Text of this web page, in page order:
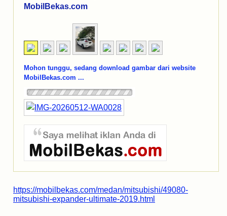
MobilBekas.com
Mohon tunggu, sedang download gambar dari website
MobilBekas.com ...
https://mobilbekas.com/medan/mitsubishi/49080-
mitsubishi-expander-ultimate-2019.html